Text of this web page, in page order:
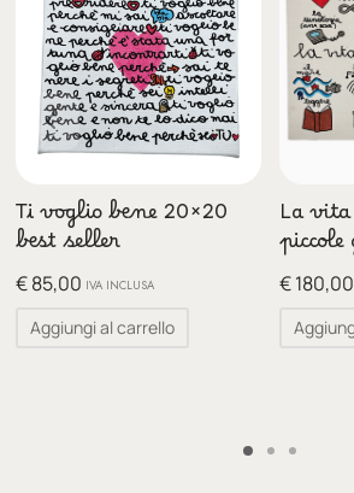
Ti voglio bene 20×20
best seller
€85,00 IVA INCLUSA
Aggiungi al carrello
La
€180,00